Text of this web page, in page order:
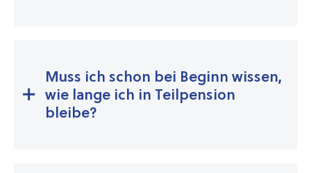
Muss ich schon bei Beginn wissen,
wie lange ich in Teilpension
bleibe?